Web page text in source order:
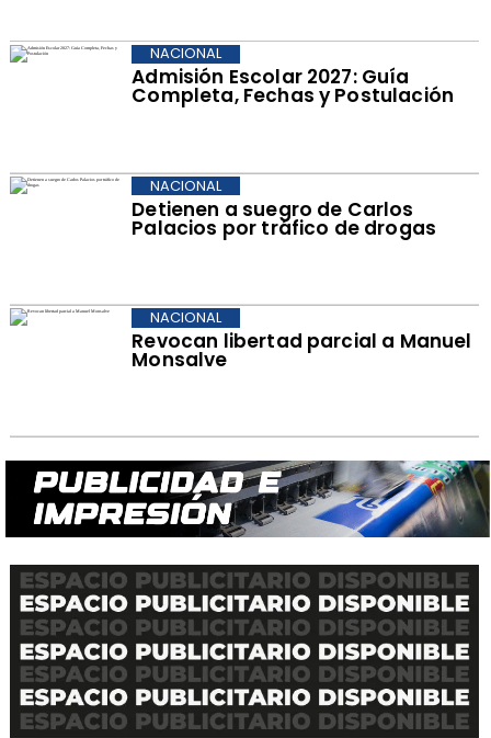
Admisión Escolar 2027: Guía
Completa, Fechas y Postulación
NACIONAL
Detienen a suegro de Carlos
Palacios por tráfico de drogas
NACIONAL
Revocan libertad parcial a Manuel
Monsalve
NACIONAL